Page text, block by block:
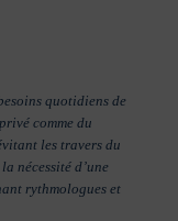
quotidiens de
comme du
les travers du
nécessité d’une
rythmologues et